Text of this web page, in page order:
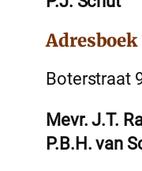
Adresboek
Boterstraat
Mevr. J.T.
P.B.H. van